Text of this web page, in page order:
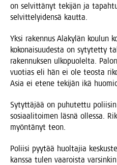
on sel­vit­tä­nyt teki­jän ja
sel­vit­te­lyi­den­sä kautta.
Yksi raken­nus Ala­ky­län kou­lun
koko­nai­suu­des­ta on syty­tet­ty
raken­nuk­sen ulko­puo­lel­ta.
vuo­tias eli hän ei ole teos­ta
Asia ei ete­ne teki­jän ikä
Sytyt­tä­jää on puhu­tet­tu
sosi­aa­li­toi­men läs­nä olles­sa.
myön­tä­nyt teon.
Polii­si pyy­tää huol­ta­jia
kans­sa tulen vaa­rois­ta